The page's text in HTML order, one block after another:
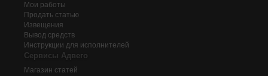
Мои работы
Продать статью
Извещения
Вывод средств
Инструкции для исполнителей
Сервисы Адвего
Магазин статей